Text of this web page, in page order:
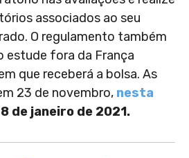
associados ao seu
O regulamento também
estude fora da França
que receberá a bolsa. As
23 de novembro, nesta
de janeiro de 2021.